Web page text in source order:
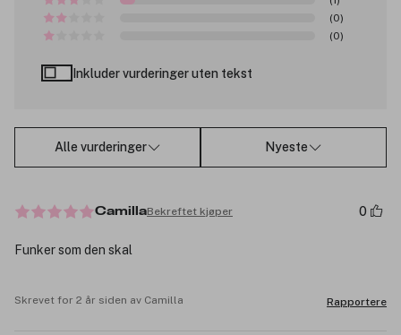
(0)
(0)
Inkluder vurderinger uten tekst
Alle vurderinger Nyeste
CamillaBekreftet kjøper 0
Funker som den skal
Skrevet for 2 år siden av Camilla Rapportere